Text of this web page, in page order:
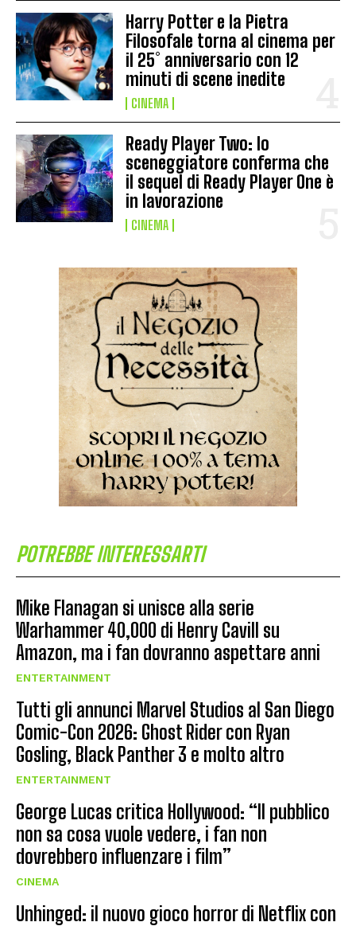
Harry Potter e la Pietra
Filosofale torna al cinema per
il 25° anniversario con 12
minuti di scene inedite
CINEMA
Ready Player Two: lo
sceneggiatore conferma che
il sequel di Ready Player One è
in lavorazione
CINEMA
POTREBBE INTERESSARTI
Mike Flanagan si unisce alla serie
Warhammer 40,000 di Henry Cavill su
Amazon, ma i fan dovranno aspettare anni
ENTERTAINMENT
Tutti gli annunci Marvel Studios al San Diego
Comic-Con 2026: Ghost Rider con Ryan
Gosling, Black Panther 3 e molto altro
ENTERTAINMENT
George Lucas critica Hollywood: “Il pubblico
non sa cosa vuole vedere, i fan non
dovrebbero influenzare i film”
CINEMA
Unhinged: il nuovo gioco horror di Netflix con